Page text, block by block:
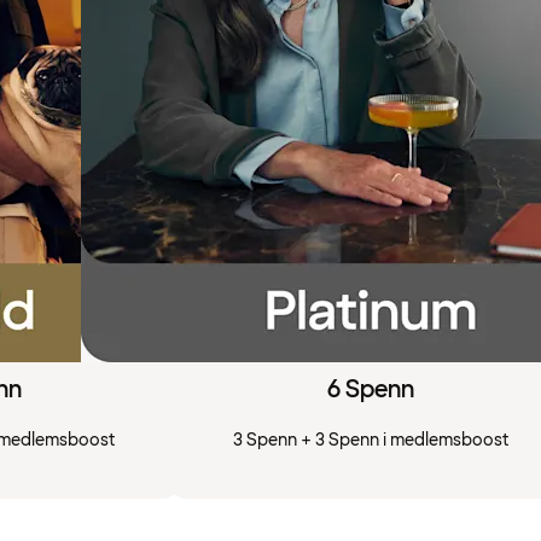
6 Spenn
3 Spenn + 3 Spenn i medlemsboost